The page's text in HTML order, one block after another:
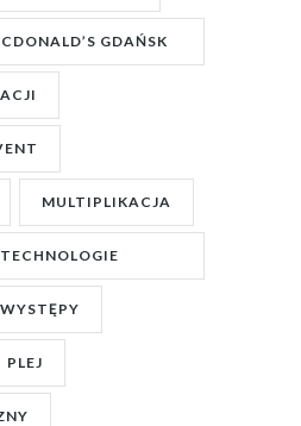
GDAŃSK
MULTIPLIKACJA
PLEJ